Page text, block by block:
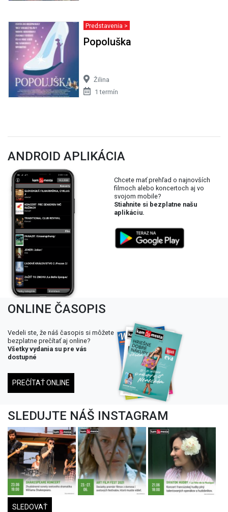
Predstavenia >
Popoluška
Žilina
1 termín
ANDROID APLIKÁCIA
Chcete mať prehľad o najnovších
filmoch alebo koncertoch aj vo
svojom mobile?
Stiahnite si bezplatne našu
aplikáciu.
ONLINE ČASOPIS
Vedeli ste, že náš časopis si môžete
bezplatne prečítať aj online?
Všetky vydania su pre vás
dostupné
PREČÍTAŤ ONLINE
SLEDUJTE NÁŠ INSTAGRAM
SLEDOVAŤ